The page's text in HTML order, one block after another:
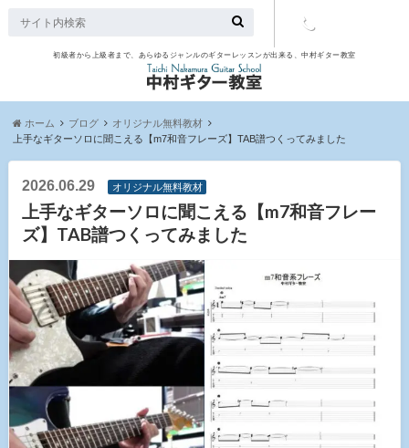
初級者から上級者まで、あらゆるジャンルのギターレッスンが出来る、中村ギター教室
ホーム ブログ
オリジナル無料教材
上手なギターソロに聞こえる【m7和音フレーズ】TAB譜つくってみました
2026.06.29 オリジナル無料教材
上手なギターソロに聞こえる【m7和音フレー
ズ】TAB譜つくってみました